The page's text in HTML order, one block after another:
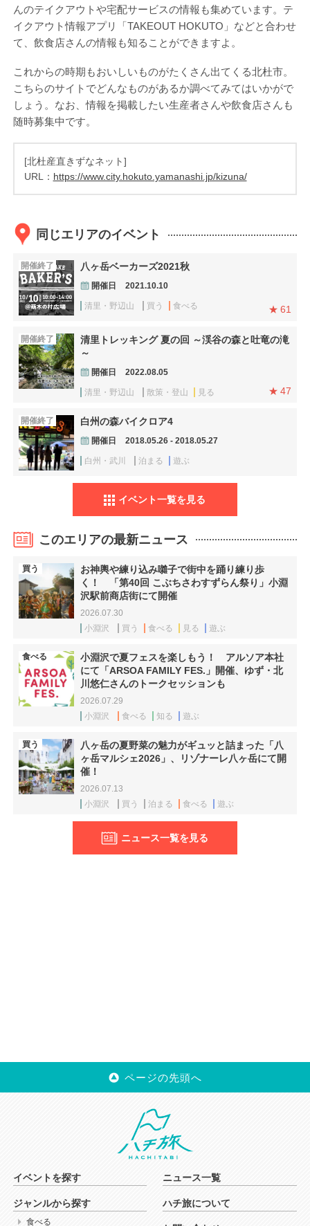
んのテイクアウトや宅配サービスの情報も集めています。テ
イクアウト情報アプリ「TAKEOUT HOKUTO」などと合わせ
て、飲食店さんの情報も知ることができますよ。
これからの時期もおいしいものがたくさん出てくる北杜市。
こちらのサイトでどんなものがあるか調べてみてはいかがで
しょう。なお、情報を掲載したい生産者さんや飲食店さんも
随時募集中です。
[北杜産直きずなネット]
URL： https://www.city.hokuto.yamanashi.jp/kizuna/
同じエリアのイベント
開催終了 八ヶ岳ベーカーズ2021秋
開催日 2021.10.10
清里・野辺山 買う 食べる 61
開催終了
清里トレッキング 夏の回 ～渓谷の森と吐竜の滝
～
開催日 2022.08.05
清里・野辺山 散策・登山 見る 47
開催終了 白州の森バイクロア4
開催日 2018.05.26 - 2018.05.27
白州・武川 泊まる 遊ぶ
イベント一覧を見る
このエリアの最新ニュース
買う
お神輿や練り込み囃子で街中を踊り練り歩
く！ 「第40回 こぶちさわすずらん祭り」小淵
沢駅前商店街にて開催
2026.07.30
小淵沢
買う 食べる 見る 遊ぶ
食べる
小淵沢で夏フェスを楽しもう！ アルソア本社
にて「ARSOA FAMILY FES.」開催、ゆず・北
川悠仁さんのトークセッションも
2026.07.29
小淵沢
食べる 知る 遊ぶ
買う
八ヶ岳の夏野菜の魅力がギュッと詰まった「八
ヶ岳マルシェ2026」、リゾナーレ八ヶ岳にて開
催！
2026.07.13
小淵沢
買う 泊まる 食べる 遊ぶ
ニュース一覧を見る
ページの先頭へ
イベントを探す
ジャンルから探す
食べる
ニュース一覧
ハチ旅について